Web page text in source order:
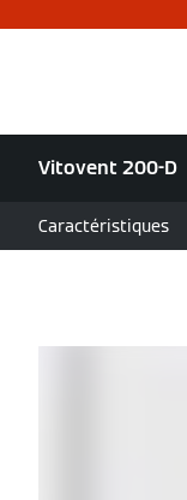
Vitovent 200-D
Caractéristiques